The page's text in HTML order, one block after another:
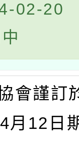
02-20
會謹訂
月12日